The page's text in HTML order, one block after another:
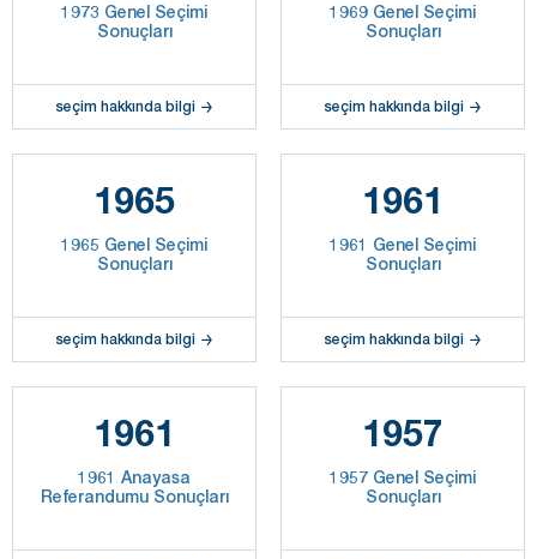
1973 Genel Seçimi
Sonuçları
seçim hakkında bilgi
1969 Genel Seçimi
Sonuçları
seçim hakkında bilgi
1965
1965 Genel Seçimi
Sonuçları
seçim hakkında bilgi
1961
1961 Genel Seçimi
Sonuçları
seçim hakkında bilgi
1961
1961 Anayasa
Referandumu Sonuçları
1957
1957 Genel Seçimi
Sonuçları